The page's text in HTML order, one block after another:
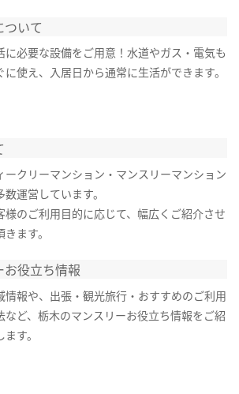
いて
に必要な設備をご用意！水道やガス・電気も
に使え、入居日から通常に生活ができます。
ークリーマンション・マンスリーマンション
数運営しています。
様のご利用目的に応じて、幅広くご紹介させ
きます。
役立ち情報
情報や、出張・観光旅行・おすすめのご利用
など、栃木のマンスリーお役立ち情報をご紹
す。